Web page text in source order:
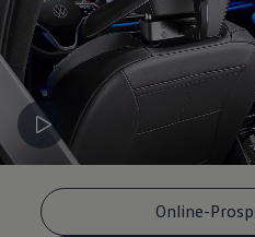
Online-